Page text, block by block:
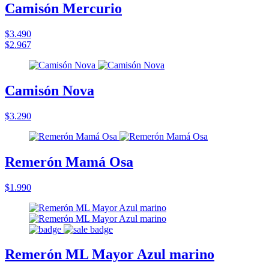
Camisón Mercurio
$3.490
$2.967
Camisón Nova
$3.290
Remerón Mamá Osa
$1.990
Remerón ML Mayor Azul marino